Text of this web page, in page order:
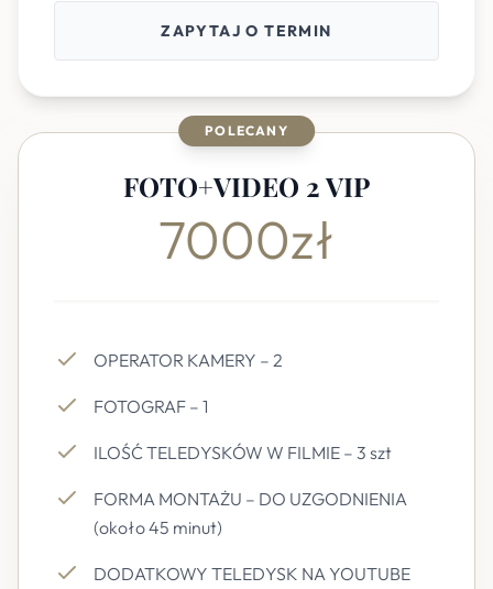
ZAPYTAJ O TERMIN
POLECANY
FOTO+VIDEO 2 VIP
7000zł
OPERATOR KAMERY – 2
FOTOGRAF – 1
ILOŚĆ TELEDYSKÓW W FILMIE – 3 szt
FORMA MONTAŻU – DO UZGODNIENIA
(około 45 minut)
DODATKOWY TELEDYSK NA YOUTUBE